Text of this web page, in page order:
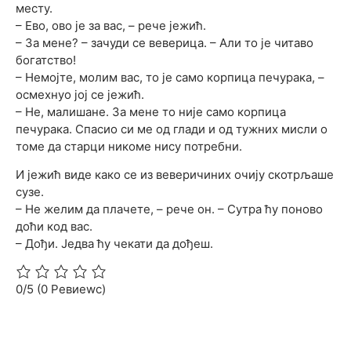
месту.
– Ево, ово је за вас, – рече јежић.
– За мене? – зачуди се веверица. – Али то је читаво
богатство!
– Немојте, молим вас, то је само корпица печурака, –
осмехнуо јој се јежић.
– Не, малишане. За мене то није само корпица
печурака. Спасио си ме од глади и од тужних мисли о
томе да старци никоме нису потребни.
И јежић виде како се из веверичиних очију скотрљаше
сузе.
– Не желим да плачете, – рече он. – Сутра ћу поново
доћи код вас.
– Дођи. Једва ћу чекати да дођеш.
0/5 (0 Ревиеwс)